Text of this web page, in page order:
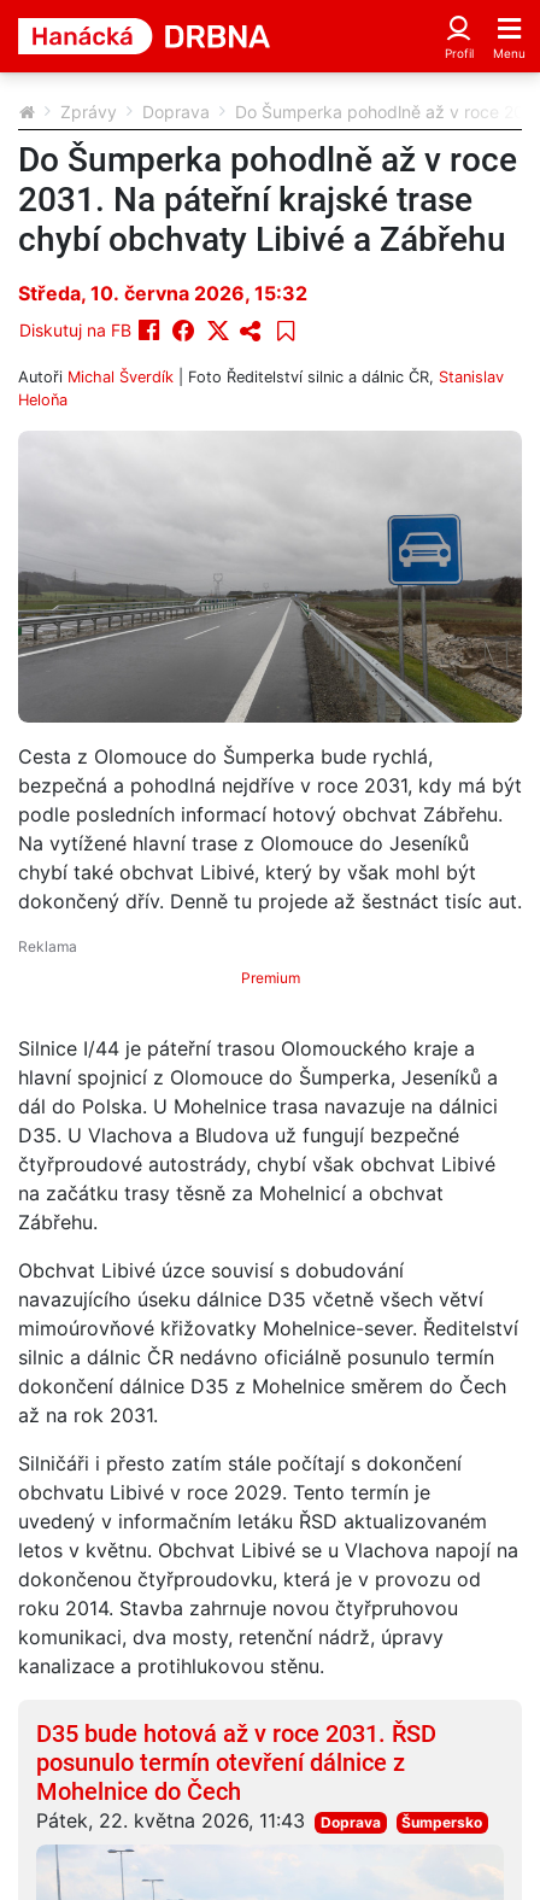
Zprávy Doprava Do Šumperka pohodlně až v roce
Do Šumperka pohodlně až v roce
2031. Na páteřní krajské trase
chybí obchvaty Libivé a Zábřehu
Středa, 10. června 2026, 15:32
Diskutuj na FB
Autoři Michal Šverdík | Foto Ředitelství silnic a dálnic ČR, Stanislav
Heloňa
Cesta z Olomouce do Šumperka bude rychlá,
bezpečná a pohodlná nejdříve v roce 2031, kdy má být
podle posledních informací hotový obchvat Zábřehu.
Na vytížené hlavní trase z Olomouce do Jeseníků
chybí také obchvat Libivé, který by však mohl být
dokončený dřív. Denně tu projede až šestnáct tisíc aut.
Premium
Silnice I/44 je páteřní trasou Olomouckého kraje a
hlavní spojnicí z Olomouce do Šumperka, Jeseníků a
dál do Polska. U Mohelnice trasa navazuje na dálnici
D35. U Vlachova a Bludova už fungují bezpečné
čtyřproudové autostrády, chybí však obchvat Libivé
na začátku trasy těsně za Mohelnicí a obchvat
Zábřehu.
Obchvat Libivé úzce souvisí s dobudování
navazujícího úseku dálnice D35 včetně všech větví
mimoúrovňové křižovatky Mohelnice-sever. Ředitelství
silnic a dálnic ČR nedávno oficiálně posunulo termín
dokončení dálnice D35 z Mohelnice směrem do Čech
až na rok 2031.
Silničáři i přesto zatím stále počítají s dokončení
obchvatu Libivé v roce 2029. Tento termín je
uvedený v informačním letáku ŘSD aktualizovaném
letos v květnu. Obchvat Libivé se u Vlachova napojí na
dokončenou čtyřproudovku, která je v provozu od
roku 2014. Stavba zahrnuje novou čtyřpruhovou
komunikaci, dva mosty, retenční nádrž, úpravy
kanalizace a protihlukovou stěnu.
D35 bude hotová až v roce 2031. ŘSD
posunulo termín otevření dálnice z
Mohelnice do Čech
Pátek, 22. května 2026, 11:43 Doprava Šumpersko